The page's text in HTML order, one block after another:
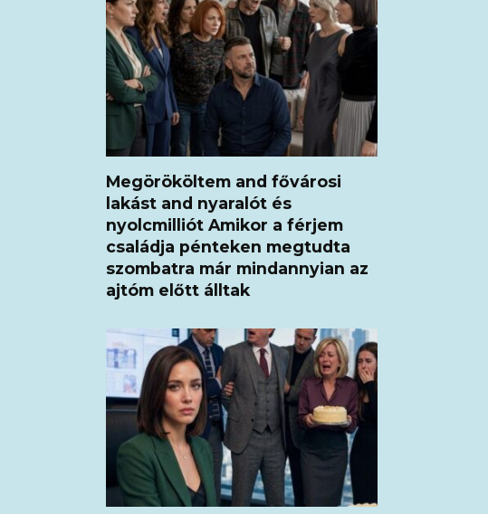
Megörököltem and fővárosi
lakást and nyaralót és
nyolcmilliót Amikor a férjem
családja pénteken megtudta
szombatra már mindannyian az
ajtóm előtt álltak